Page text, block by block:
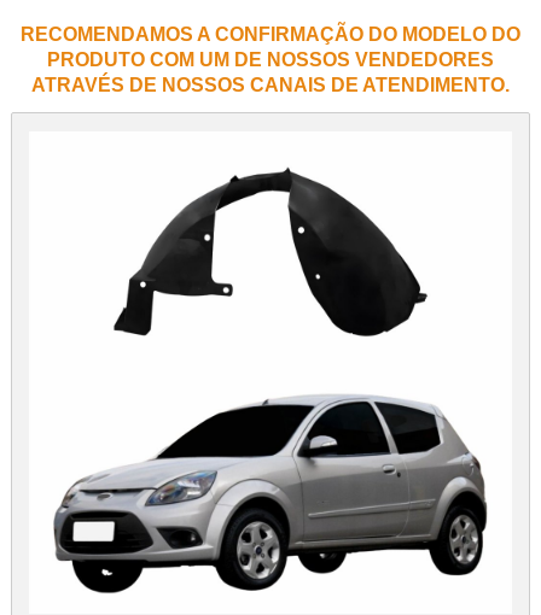
RECOMENDAMOS A CONFIRMAÇÃO DO MODELO DO
PRODUTO COM UM DE NOSSOS VENDEDORES
ATRAVÉS DE NOSSOS CANAIS DE ATENDIMENTO.